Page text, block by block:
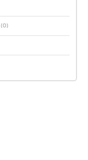
(0)